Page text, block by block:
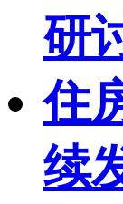
研
住
续